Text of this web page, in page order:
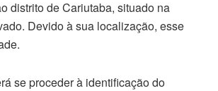
distrito de Cariutaba, situado na
Devido à sua localização, esse
se proceder à identificação do